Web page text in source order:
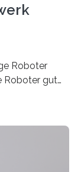
Roboter
Roboter gut
Curie
sich
15
mit